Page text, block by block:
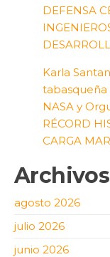
DEFENSA
Karla
tabasqueña
NASA y
RÉCORD
CARGA
Archivos
agosto 2026
julio 2026
junio 2026